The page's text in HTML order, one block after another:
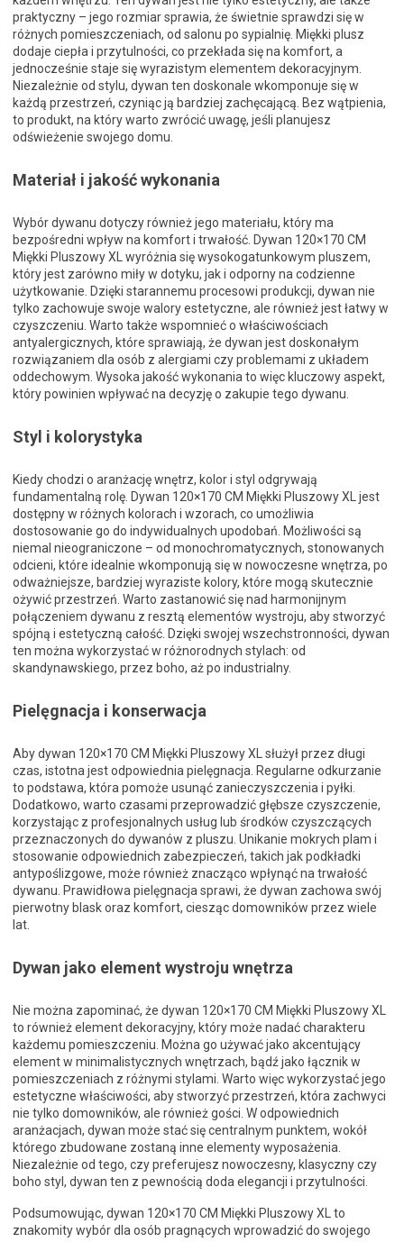
praktyczny – jego rozmiar sprawia, że świetnie sprawdzi się w
różnych pomieszczeniach, od salonu po sypialnię. Miękki plusz
dodaje ciepła i przytulności, co przekłada się na komfort, a
jednocześnie staje się wyrazistym elementem dekoracyjnym.
Niezależnie od stylu, dywan ten doskonale wkomponuje się w
każdą przestrzeń, czyniąc ją bardziej zachęcającą. Bez wątpienia,
to produkt, na który warto zwrócić uwagę, jeśli planujesz
odświeżenie swojego domu.
Materiał i jakość wykonania
Wybór dywanu dotyczy również jego materiału, który ma
bezpośredni wpływ na komfort i trwałość. Dywan 120×170 CM
Miękki Pluszowy XL wyróżnia się wysokogatunkowym pluszem,
który jest zarówno miły w dotyku, jak i odporny na codzienne
użytkowanie. Dzięki starannemu procesowi produkcji, dywan nie
tylko zachowuje swoje walory estetyczne, ale również jest łatwy w
czyszczeniu. Warto także wspomnieć o właściwościach
antyalergicznych, które sprawiają, że dywan jest doskonałym
rozwiązaniem dla osób z alergiami czy problemami z układem
oddechowym. Wysoka jakość wykonania to więc kluczowy aspekt,
który powinien wpływać na decyzję o zakupie tego dywanu.
Styl i kolorystyka
Kiedy chodzi o aranżację wnętrz, kolor i styl odgrywają
fundamentalną rolę. Dywan 120×170 CM Miękki Pluszowy XL jest
dostępny w różnych kolorach i wzorach, co umożliwia
dostosowanie go do indywidualnych upodobań. Możliwości są
niemal nieograniczone – od monochromatycznych, stonowanych
odcieni, które idealnie wkomponują się w nowoczesne wnętrza, po
odważniejsze, bardziej wyraziste kolory, które mogą skutecznie
ożywić przestrzeń. Warto zastanowić się nad harmonijnym
połączeniem dywanu z resztą elementów wystroju, aby stworzyć
spójną i estetyczną całość. Dzięki swojej wszechstronności, dywan
ten można wykorzystać w różnorodnych stylach: od
skandynawskiego, przez boho, aż po industrialny.
Pielęgnacja i konserwacja
Aby dywan 120×170 CM Miękki Pluszowy XL służył przez długi
czas, istotna jest odpowiednia pielęgnacja. Regularne odkurzanie
to podstawa, która pomoże usunąć zanieczyszczenia i pyłki.
Dodatkowo, warto czasami przeprowadzić głębsze czyszczenie,
korzystając z profesjonalnych usług lub środków czyszczących
przeznaczonych do dywanów z pluszu. Unikanie mokrych plam i
stosowanie odpowiednich zabezpieczeń, takich jak podkładki
antypoślizgowe, może również znacząco wpłynąć na trwałość
dywanu. Prawidłowa pielęgnacja sprawi, że dywan zachowa swój
pierwotny blask oraz komfort, ciesząc domowników przez wiele
lat.
Dywan jako element wystroju wnętrza
Nie można zapominać, że dywan 120×170 CM Miękki Pluszowy XL
to również element dekoracyjny, który może nadać charakteru
każdemu pomieszczeniu. Można go używać jako akcentujący
element w minimalistycznych wnętrzach, bądź jako łącznik w
pomieszczeniach z różnymi stylami. Warto więc wykorzystać jego
estetyczne właściwości, aby stworzyć przestrzeń, która zachwyci
nie tylko domowników, ale również gości. W odpowiednich
aranżacjach, dywan może stać się centralnym punktem, wokół
którego zbudowane zostaną inne elementy wyposażenia.
Niezależnie od tego, czy preferujesz nowoczesny, klasyczny czy
boho styl, dywan ten z pewnością doda elegancji i przytulności.
Podsumowując, dywan 120×170 CM Miękki Pluszowy XL to
znakomity wybór dla osób pragnących wprowadzić do swojego